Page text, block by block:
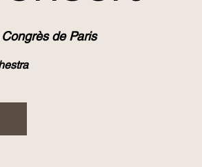
de Paris